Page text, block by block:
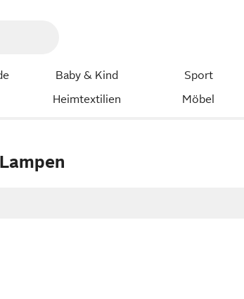
Baby & Kind Sport
Heimtextilien Möbel